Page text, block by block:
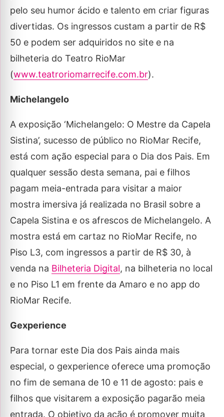
pelo seu humor ácido e talento em criar figuras
divertidas. Os ingressos custam a partir de R$
50 e podem ser adquiridos no site e na
bilheteria do Teatro RioMar
(www.teatroriomarrecife.com.br).
Michelangelo
A exposição ‘Michelangelo: O Mestre da Capela
Sistina’, sucesso de público no RioMar Recife,
está com ação especial para o Dia dos Pais. Em
qualquer sessão desta semana, pai e filhos
pagam meia-entrada para visitar a maior
mostra imersiva já realizada no Brasil sobre a
Capela Sistina e os afrescos de Michelangelo. A
mostra está em cartaz no RioMar Recife, no
Piso L3, com ingressos a partir de R$ 30, à
venda na Bilheteria Digital, na bilheteria no local
e no Piso L1 em frente da Amaro e no app do
RioMar Recife.
Gexperience
Para tornar este Dia dos Pais ainda mais
especial, o gexperience oferece uma promoção
no fim de semana de 10 e 11 de agosto: pais e
filhos que visitarem a exposição pagarão meia
entrada. O objetivo da ação é promover muita